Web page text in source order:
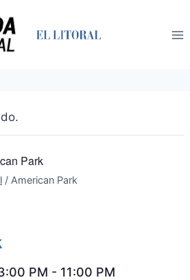
Park
/ American Park
PM - 11:00 PM